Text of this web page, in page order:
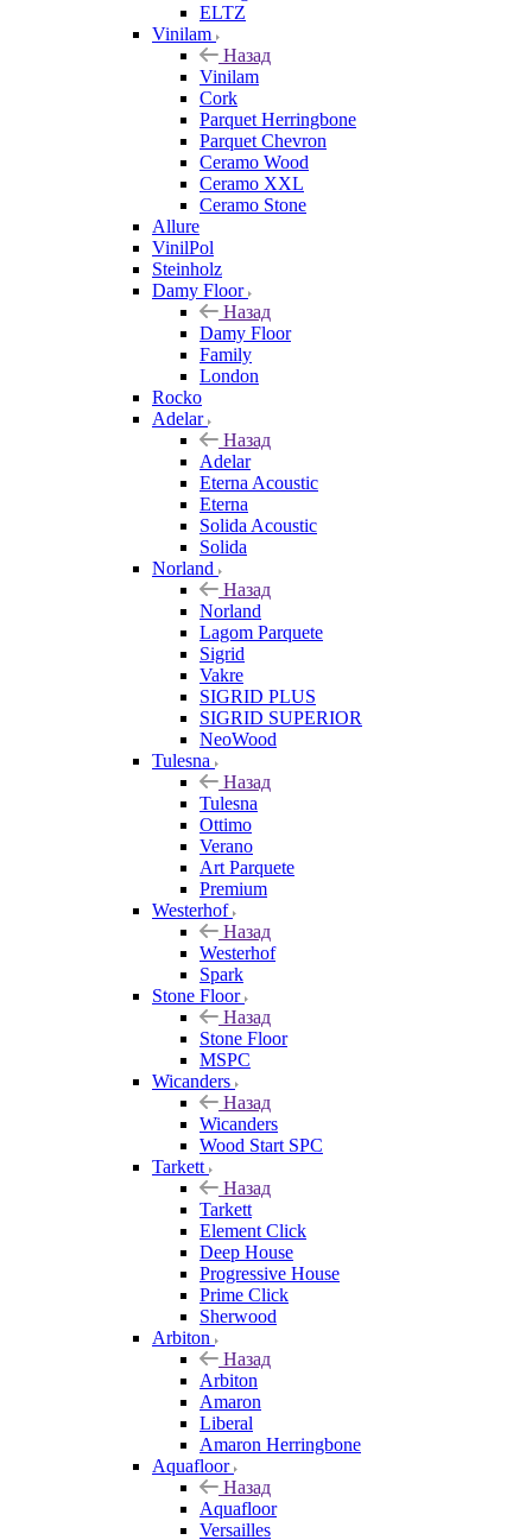
ELTZ
Vinilam
Назад
Vinilam
Cork
Parquet Herringbone
Parquet Chevron
Ceramo Wood
Ceramo XXL
Ceramo Stone
Allure
VinilPol
Steinholz
Damy Floor
Назад
Damy Floor
Family
London
Rocko
Adelar
Назад
Adelar
Eterna Acoustic
Eterna
Solida Acoustic
Solida
Norland
Назад
Norland
Lagom Parquete
Sigrid
Vakre
SIGRID PLUS
SIGRID SUPERIOR
NeoWood
Tulesna
Назад
Tulesna
Ottimo
Verano
Art Parquete
Premium
Westerhof
Назад
Westerhof
Spark
Stone Floor
Назад
Stone Floor
MSPC
Wicanders
Назад
Wicanders
Wood Start SPC
Tarkett
Назад
Tarkett
Element Click
Deep House
Progressive House
Prime Click
Sherwood
Arbiton
Назад
Arbiton
Amaron
Liberal
Amaron Herringbone
Aquafloor
Назад
Aquafloor
Versailles